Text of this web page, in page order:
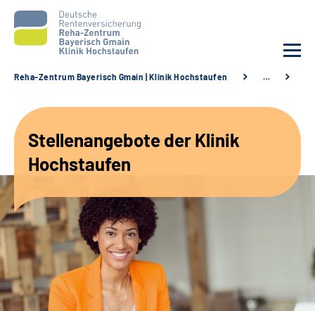
Unsere Angebote
Karriere
Sozialdienste & Zuweisende
Suche
Reha-Zentrum Bayerisch Gmain | Klinik Hochstaufen …
Stellenangebote der Klinik
Hochstaufen